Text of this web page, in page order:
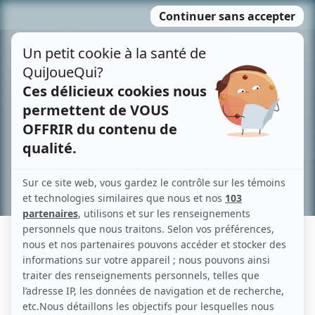
MENU
contenu
Recherche avancée »
JOËLLE THOUIN
Liens
Fiche de Joëlle Thouin sur Showbizz.net